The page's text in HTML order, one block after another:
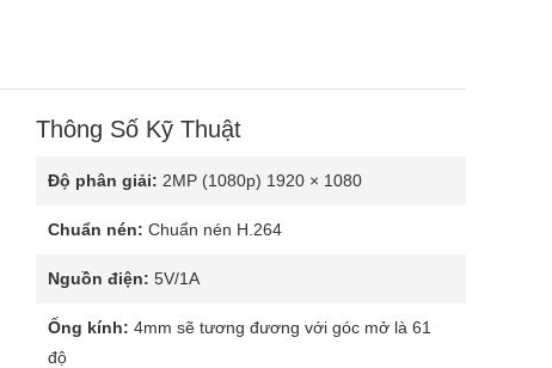
Thông Số Kỹ Thuật
Độ phân giải: 2MP (1080p) 1920 × 1080
Chuẩn nén: Chuẩn nén H.264
Nguồn điện: 5V/1A
Ống kính: 4mm sẽ tương đương với góc mở là 61
độ